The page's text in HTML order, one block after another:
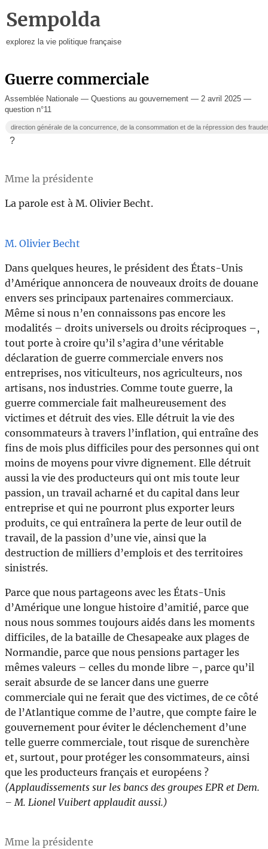
Sempolda
explorez la vie politique française
Guerre commerciale
Assemblée Nationale — Questions au gouvernement — 2 avril 2025 —
question n°11
direction générale de la concurrence, de la consommation et de la répression des
?
Mme la présidente
La parole est à M. Olivier Becht.
M. Olivier Becht
Dans quelques heures, le président des États-Unis
d’Amérique annoncera de nouveaux droits de douane
envers ses principaux partenaires commerciaux.
Même si nous n’en connaissons pas encore les
modalités – droits universels ou droits réciproques –,
tout porte à croire qu’il s’agira d’une véritable
déclaration de guerre commerciale envers nos
entreprises, nos viticulteurs, nos agriculteurs, nos
artisans, nos industries. Comme toute guerre, la
guerre commerciale fait malheureusement des
victimes et détruit des vies. Elle détruit la vie des
consommateurs à travers l’inflation, qui entraîne des
fins de mois plus difficiles pour des personnes qui ont
moins de moyens pour vivre dignement. Elle détruit
aussi la vie des producteurs qui ont mis toute leur
passion, un travail acharné et du capital dans leur
entreprise et qui ne pourront plus exporter leurs
produits, ce qui entraînera la perte de leur outil de
travail, de la passion d’une vie, ainsi que la
destruction de milliers d’emplois et des territoires
sinistrés.
Parce que nous partageons avec les États-Unis
d’Amérique une longue histoire d’amitié, parce que
nous nous sommes toujours aidés dans les moments
difficiles, de la bataille de Chesapeake aux plages de
Normandie, parce que nous pensions partager les
mêmes valeurs – celles du monde libre –, parce qu’il
serait absurde de se lancer dans une guerre
commerciale qui ne ferait que des victimes, de ce côté
de l’Atlantique comme de l’autre, que compte faire le
gouvernement pour éviter le déclenchement d’une
telle guerre commerciale, tout risque de surenchère
et, surtout, pour protéger les consommateurs, ainsi
que les producteurs français et européens ?
(Applaudissements sur les bancs des groupes EPR et Dem.
– M. Lionel Vuibert applaudit aussi.)
Mme la présidente